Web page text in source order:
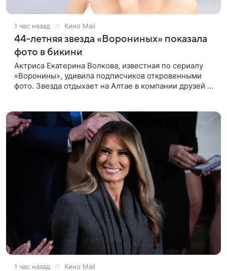
1 час назад Кино Mail
44-летняя звезда «Ворониных» показала
фото в бикини
Актриса Екатерина Волкова, известная по сериалу
«Воронины», удивила подписчиков откровенными
фото. Звезда отдыхает на Алтае в компании друзей и
1 час назад Кино Mail